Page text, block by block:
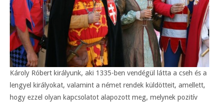
Károly Róbert királyunk, aki 1335-ben vendégül látta a cseh és a
lengyel királyokat, valamint a német rendek küldötteit, amellett,
hogy ezzel olyan kapcsolatot alapozott meg, melynek pozitív